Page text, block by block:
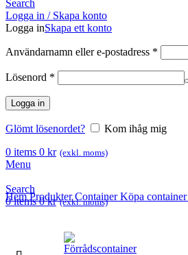
Search
Logga in / Skapa konto
Logga inSkapa ett konto
Användarnamn eller e-postadress *
Lösenord *
Logga in
Glömt lösenordet?
Kom ihåg mig
0 items 0 kr (exkl. moms)
Menu
Search
0items 0kr (exkl. moms)
HemProdukterContainerKöpa container